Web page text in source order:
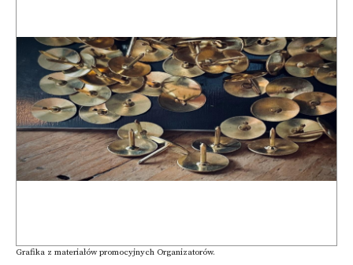
Grafika z materiałów promocyjnych Organizatorów.